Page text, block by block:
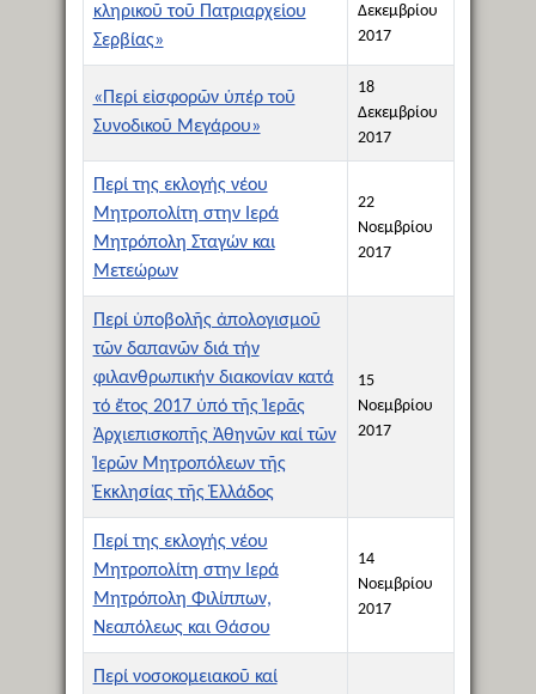
κληρικοῦ τοῦ Πατριαρχείου
Σερβίας»
Δεκεμβρίου
2017
«Περί εἰσφορῶν ὑπέρ τοῦ
Συνοδικοῦ Μεγάρου»
18
Δεκεμβρίου
2017
Περί της εκλογής νέου
Μητροπολίτη στην Ιερά
Μητρόπολη Σταγών και
Μετεώρων
22
Νοεμβρίου
2017
Περί ὑποβολῆς ἀπολογισμοῦ
τῶν δαπανῶν διά τήν
φιλανθρωπικήν διακονίαν κατά
τό ἔτος 2017 ὑπό τῆς Ἱερᾶς
Ἀρχιεπισκοπῆς Ἀθηνῶν καί τῶν
Ἱερῶν Μητροπόλεων τῆς
Ἐκκλησίας τῆς Ἑλλάδος
15
Νοεμβρίου
2017
Περί της εκλογής νέου
Μητροπολίτη στην Ιερά
Μητρόπολη Φιλίππων,
Νεαπόλεως και Θάσου
14
Νοεμβρίου
2017
Περί νοσοκομειακοῦ καί